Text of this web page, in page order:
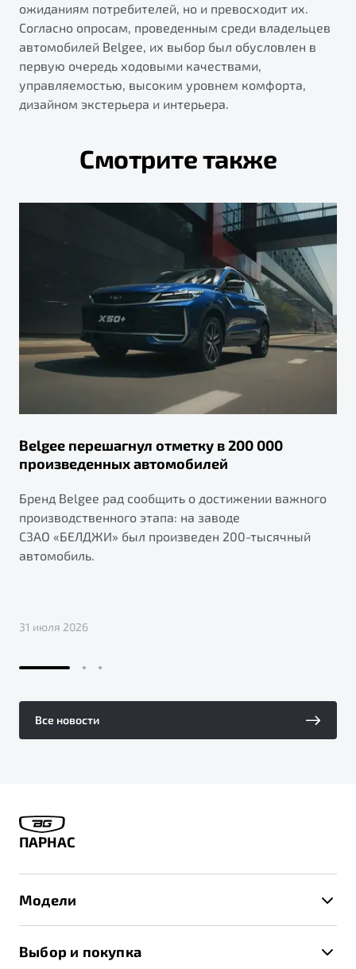
Запись на сервис
Калькулятор ТО
Клиентская поддержка
ожиданиям потребителей, но и превосходит их.
Согласно опросам, проведенным среди владельцев
автомобилей Belgee, их выбор был обусловлен в
первую очередь ходовыми качествами,
управляемостью, высоким уровнем комфорта,
дизайном экстерьера и интерьера.
Смотрите также
Belgee перешагнул отметку в 200 000
произведенных автомобилей
Бренд Belgee рад сообщить о достижении важного
производственного этапа: на заводе
СЗАО «БЕЛДЖИ» был произведен 200-тысячный
автомобиль.
31 июля 2026
Все новости
ПАРНАС
Модели
Выбор и покупка